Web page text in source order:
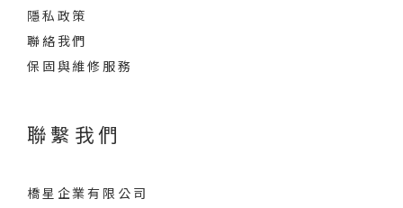
隱私政策
聯絡我們
保固與維修服務
聯繫我們
橋星企業有限公司